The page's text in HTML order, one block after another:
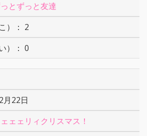
とずっと友達
2
0
月22日
ェェリィクリスマス！